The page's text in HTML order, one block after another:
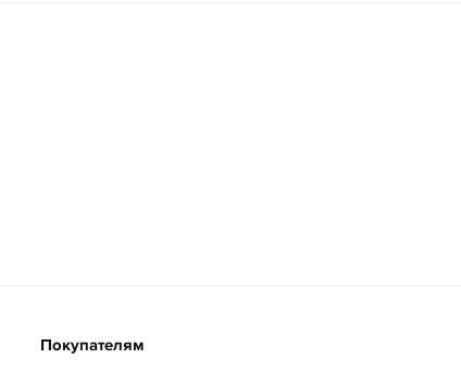
Покупателям